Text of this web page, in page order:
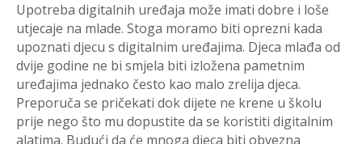
Upotreba digitalnih uređaja može imati dobre i loše
utjecaje na mlade. Stoga moramo biti oprezni kada
upoznati djecu s digitalnim uređajima. Djeca mlađa od
dvije godine ne bi smjela biti izložena pametnim
uređajima jednako često kao malo zrelija djeca.
Preporuča se pričekati dok dijete ne krene u školu
prije nego što mu dopustite da se koristiti digitalnim
alatima. Budući da će mnoga djeca biti obvezna